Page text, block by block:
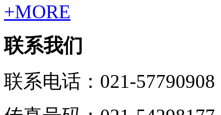
+MORE
联系我们
联系电话：021-57790908